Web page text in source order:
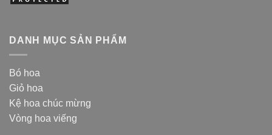
DANH MỤC SẢN PHẨM
Bó hoa
Giỏ hoa
Kệ hoa chúc mừng
Vòng hoa viếng